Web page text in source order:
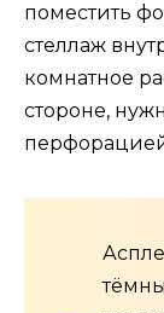
поместить
стеллаж
комнатное
стороне,